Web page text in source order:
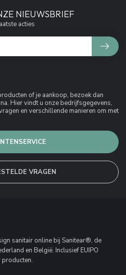
of je aankoop, bezoek dan
Hier vindt u onze bedrijfsgegevens,
en verschillende manieren om met
VRAGEN
NIEUWSBRIEF
acties
sanitair online bij Sanitear®, de
en België. Inclusief EUIPO